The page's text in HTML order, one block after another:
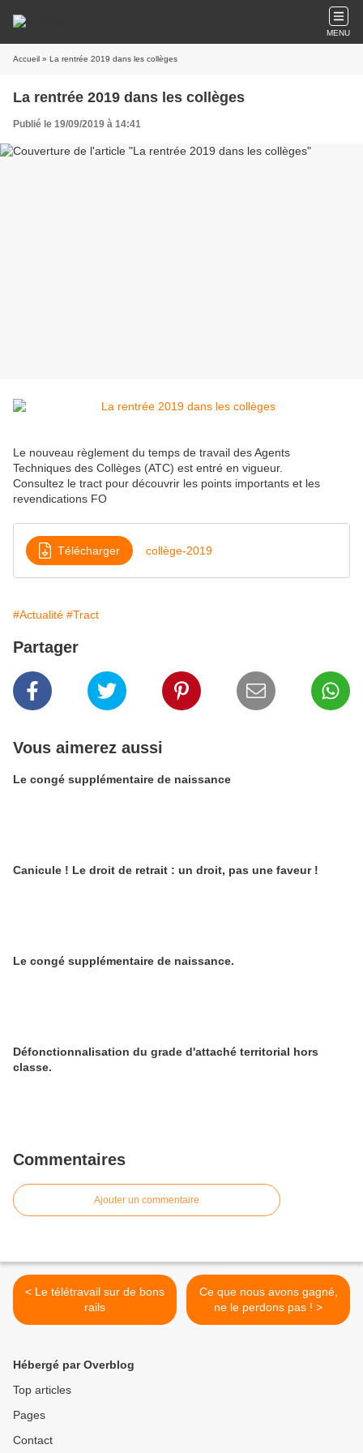
MENU
Accueil » La rentrée 2019 dans les collèges
La rentrée 2019 dans les collèges
Publié le 19/09/2019 à 14:41
Le nouveau règlement du temps de travail des Agents
Techniques des Collèges (ATC) est entré en vigueur.
Consultez le tract pour découvrir les points importants et les
revendications FO
Télécharger collège-2019
#Actualité #Tract
Partager
Vous aimerez aussi
Le congé supplémentaire de naissance
Canicule ! Le droit de retrait : un droit, pas une faveur !
Le congé supplémentaire de naissance.
Défonctionnalisation du grade d'attaché territorial hors
classe.
Commentaires
Ajouter un commentaire
< Le télétravail sur de bons
rails
Ce que nous avons gagné,
ne le perdons pas ! >
Hébergé par Overblog
Top articles
Pages
Contact